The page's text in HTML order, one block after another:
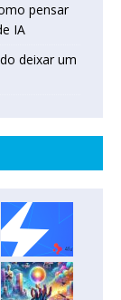
pensar
IA
deixar um